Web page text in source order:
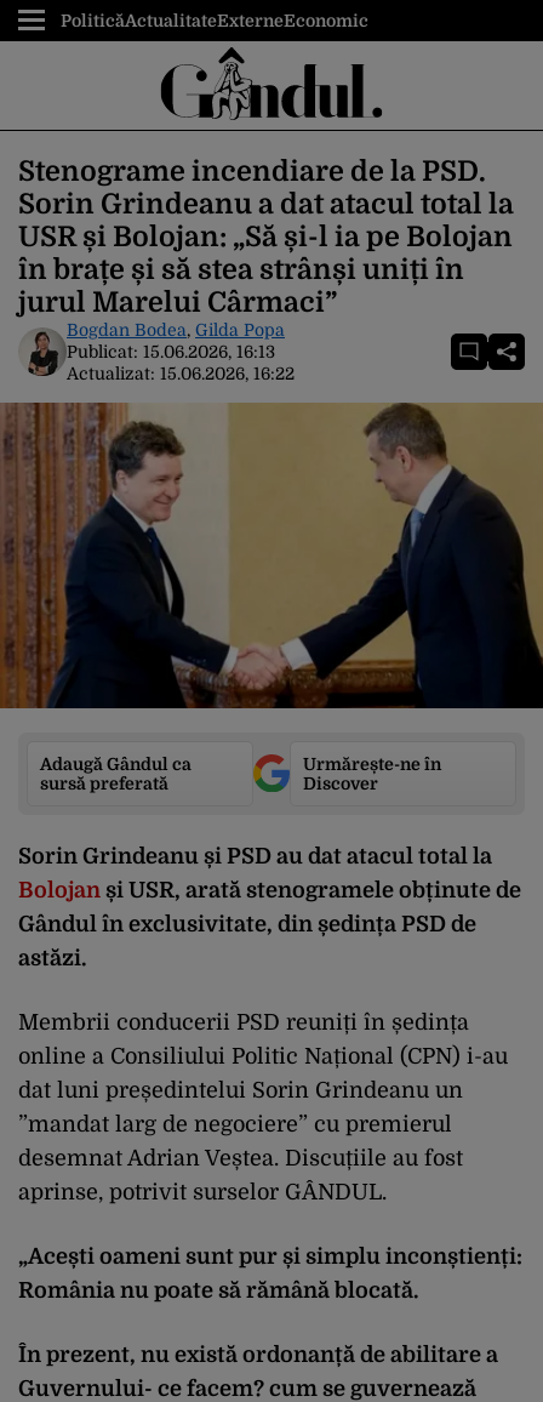
PoliticăActualitateExterneEconomic
Stenograme incendiare de la PSD.
Sorin Grindeanu a dat atacul total la
USR și Bolojan: „Să și-l ia pe Bolojan
în brațe și să stea strânși uniți în
jurul Marelui Cârmaci”
Bogdan Bodea, Gilda Popa
Publicat: 15.06.2026, 16:13
Actualizat: 15.06.2026, 16:22
Adaugă Gândul ca
sursă preferată
Urmărește-ne în
Discover
Sorin Grindeanu și PSD au dat atacul total la
Bolojan și USR, arată stenogramele obținute de
Gândul în exclusivitate, din ședința PSD de
astăzi.
Membrii conducerii PSD reuniți în ședința
online a Consiliului Politic Național (CPN) i-au
dat luni președintelui Sorin Grindeanu un
”mandat larg de negociere” cu premierul
desemnat Adrian Veștea. Discuțiile au fost
aprinse, potrivit surselor GÂNDUL.
„Acești oameni sunt pur și simplu inconștienți:
România nu poate să rămână blocată.
În prezent, nu există ordonanță de abilitare a
Guvernului- ce facem? cum se guvernează